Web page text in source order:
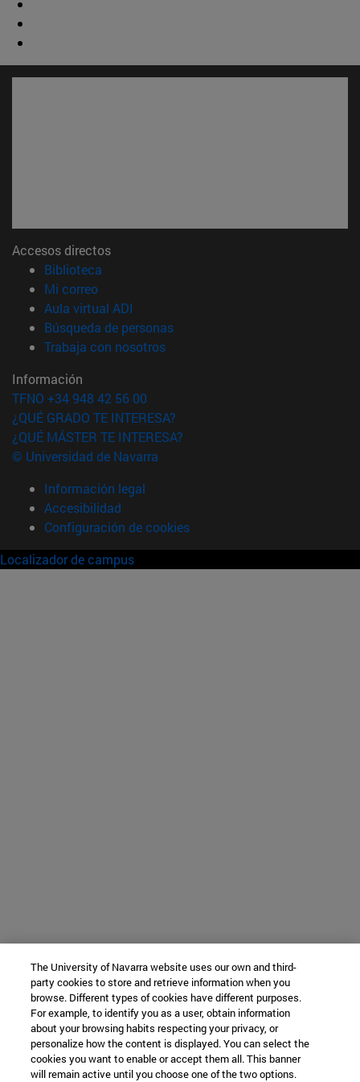
Accesos directos
Biblioteca
Mi correo(abre en nueva ventana)
Aula virtual ADI
Búsqueda de personas(abre en nueva ventana)
Trabaja con nosotros(abre en nueva ventana)
Información
TFNO +34 948 42 56 00
¿QUÉ GRADO TE INTERESA?
¿QUÉ MÁSTER TE INTERESA?
© Universidad de Navarra
Información legal
Accesibilidad
Configuración de cookies
Localizador de campus
The University of Navarra website uses our own and third-
party cookies to store and retrieve information when you
browse. Different types of cookies have different purposes.
For example, to identify you as a user, obtain information
about your browsing habits respecting your privacy, or
personalize how the content is displayed. You can select the
cookies you want to enable or accept them all. This banner
will remain active until you choose one of the two options.